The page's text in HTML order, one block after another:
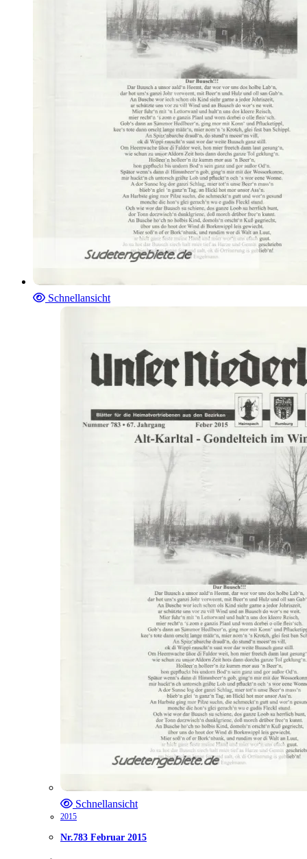
Schnellansicht
Schnellansicht
2015
Nr.783 Februar 2015